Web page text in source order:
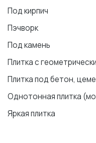
Под кирпич
Пэчворк
Под камень
Плитка с
Плитка под бетон,
Однотонная плитка
Яркая плитка